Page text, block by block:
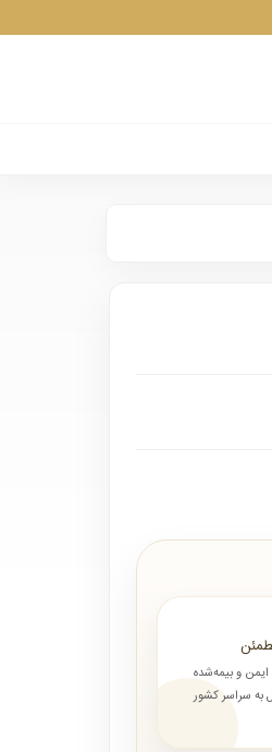
و بیمه‌شده
به سراسر کشور